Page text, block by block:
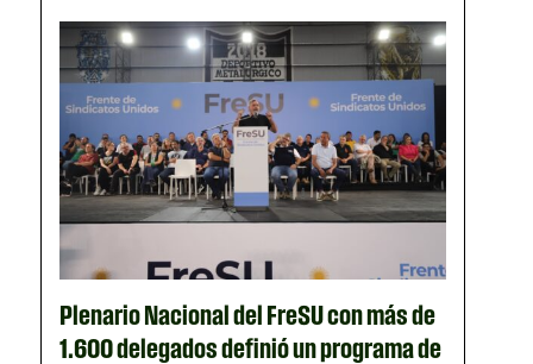
Plenario Nacional del FreSU con más de
1.600 delegados definió un programa de